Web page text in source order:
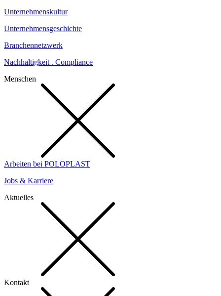
Unternehmenskultur
Unternehmensgeschichte
Branchennetzwerk
Nachhaltigkeit . Compliance
Menschen
Arbeiten bei POLOPLAST
Jobs & Karriere
Aktuelles
Kontakt